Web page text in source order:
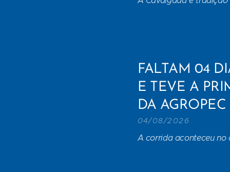
FALTAM 04
E TEVE A
DA AGROPEC
04/08/2026
A corrida aconteceu no